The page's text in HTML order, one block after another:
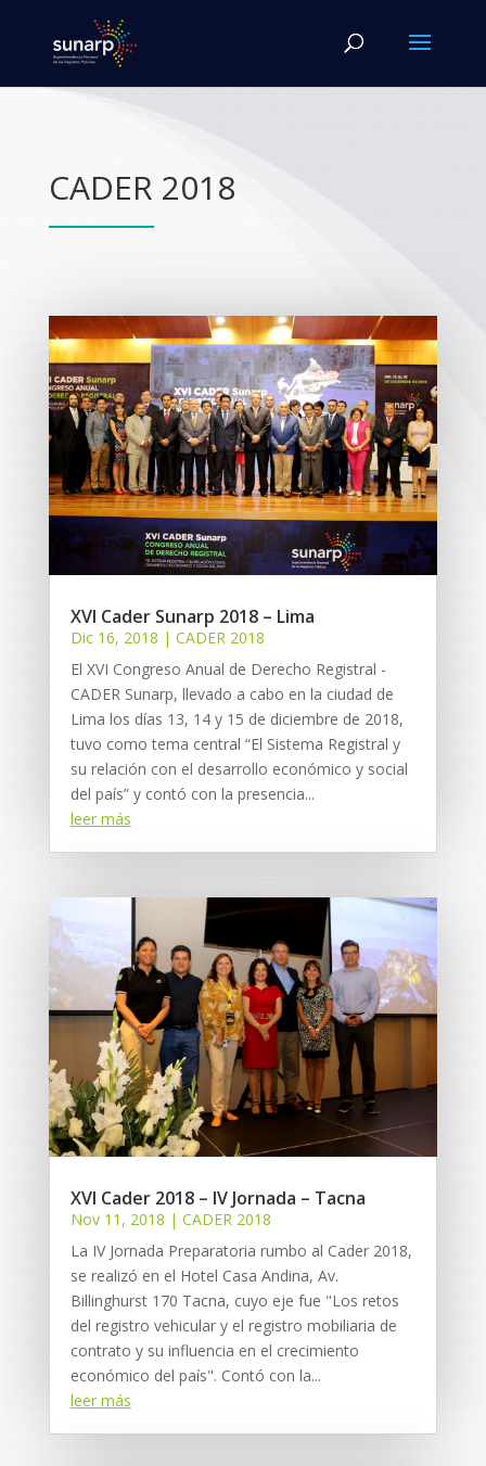
CADER 2018
XVI Cader Sunarp 2018 – Lima
Dic 16, 2018 | CADER 2018
El XVI Congreso Anual de Derecho Registral -
CADER Sunarp, llevado a cabo en la ciudad de
Lima los días 13, 14 y 15 de diciembre de 2018,
tuvo como tema central “El Sistema Registral y
su relación con el desarrollo económico y social
del país” y contó con la presencia...
leer más
XVI Cader 2018 – IV Jornada – Tacna
Nov 11, 2018 | CADER 2018
La IV Jornada Preparatoria rumbo al Cader 2018,
se realizó en el Hotel Casa Andina, Av.
Billinghurst 170 Tacna, cuyo eje fue "Los retos
del registro vehicular y el registro mobiliaria de
contrato y su influencia en el crecimiento
económico del país". Contó con la...
leer más